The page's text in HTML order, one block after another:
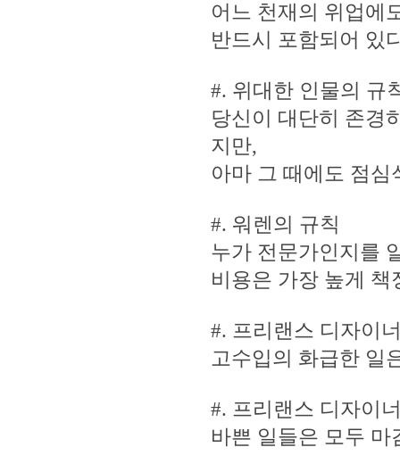
어느 천재의 위업에
반드시 포함되어 있
#. 위대한 인물의 규
당신이 대단히 존경
지만,
아마 그 때에도 점
#. 워렌의 규칙
누가 전문가인지를
비용은 가장 높게
#. 프리랜스 디자이
고수입의 화급한 일
#. 프리랜스 디자이
바쁜 일들은 모두 마